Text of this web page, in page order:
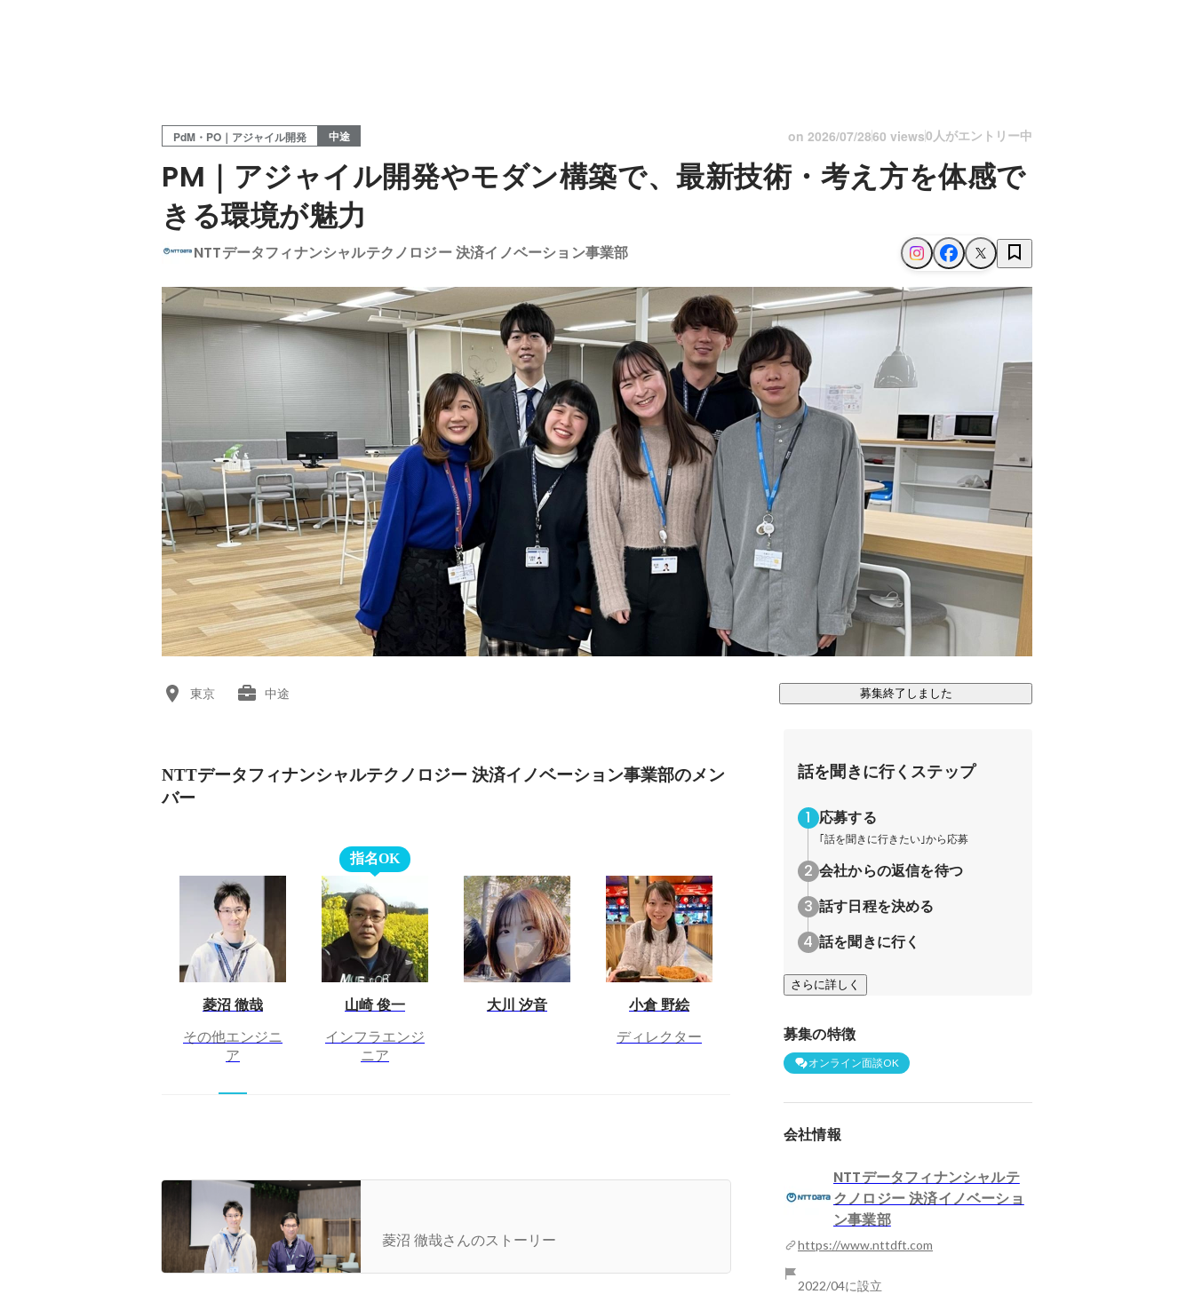
PdM・PO｜アジャイル開発 中途 on 2026/07/2860 views0人がエントリー中
PM｜アジャイル開発やモダン構築で、最新技術・考え方を体感で
きる環境が魅力
NTTデータフィナンシャルテクノロジー 決済イノベーション事業部
東京 中途 募集終了しました
NTTデータフィナンシャルテクノロジー 決済イノベーション事業部のメン
バー
菱沼 徹哉
その他エンジニ
ア
指名OK
山崎 俊一
インフラエンジ
ニア
大川 汐音 小倉 野絵
ディレクター
ルテクノロジー決済イノベーション事業部の「これ
まで」と「これから」
菱沼 徹哉さんのストーリー
話を聞きに行くステップ
応募する
｢話を聞きに行きたい｣から応募
会社からの返信を待つ
話す日程を決める
話を聞きに行く
さらに詳しく
募集の特徴
オンライン面談OK
会社情報
NTTデータフィナンシャルテ
クノロジー 決済イノベーショ
ン事業部
https://www.nttdft.com
2022/04に設立